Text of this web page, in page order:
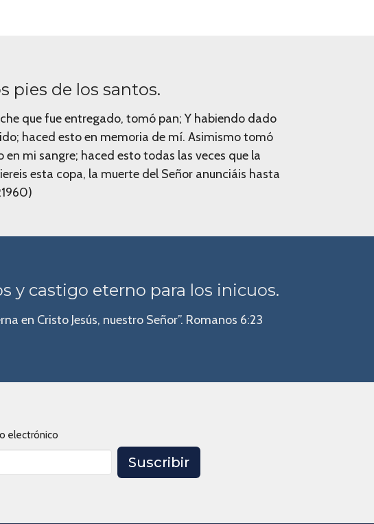
pies de los santos.
que fue entregado, tomó pan; Y habiendo dado
haced esto en memoria de mí. Asimismo tomó
mi sangre; haced esto todas las veces que la
esta copa, la muerte del Señor anunciáis hasta
y castigo eterno para los inicuos.
en Cristo Jesús, nuestro Señor”. Romanos 6:23
electrónico
Suscribir